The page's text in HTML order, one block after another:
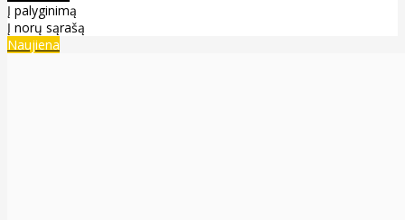
Į palyginimą
Į norų sąrašą
Naujiena